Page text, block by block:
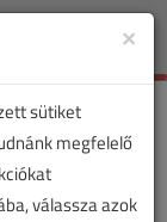
Toggle
×
sütiket
megfelelő
válassza azok